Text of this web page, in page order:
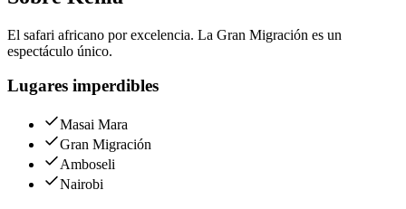
El safari africano por excelencia. La Gran Migración es un
espectáculo único.
Lugares imperdibles
Masai Mara
Gran Migración
Amboseli
Nairobi